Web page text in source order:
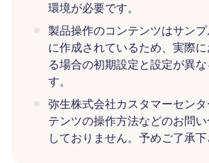
環境が必要です。
製品操作のコンテンツはサン
に作成されているため、実際
る場合の初期設定と設定が異
す。
弥生株式会社カスタマーセン
テンツの操作方法などのお問
しておりません。予めご了承下